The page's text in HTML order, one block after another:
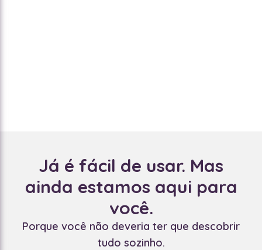
Já é fácil de usar. Mas
ainda estamos aqui para
você.
Porque você não deveria ter que descobrir
tudo sozinho.